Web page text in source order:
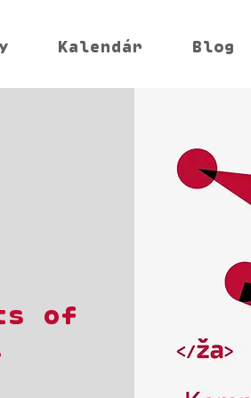
Kalendár Blog
of